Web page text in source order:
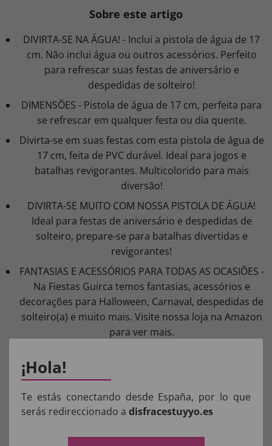
Sobre este artigo
DIVIRTA-SE NA ÁGUA! - Inclui a pistola de água de 17
cm. Não inclui água ou outros acessórios. Perfeito
para refrescar suas festas de aniversário e
despedidas de solteiro!
DIMENSÕES - Pistola de água de 17 cm, perfeita para
se refrescar em qualquer festa ou dia quente.
Divirta-se em suas festas com esta pistola de água de
17 cm, feita de PVC durável. Ideal para jogos e
batalhas revigorantes. Multicolorido para mais
diversão!
DIVIRTA-SE MUITO COM NOSSA PISTOLA DE ÁGUA!
Ideal para festas de aniversário e despedidas de
solteiro, prepare-se para batalhas divertidas e
revigorantes!
FANTASIAS E ACESSÓRIOS PARA TODAS AS OCASIÕES -
Na Fiestas Guirca temos fantasias, acessórios e
decorações para Halloween, Carnaval, despedidas de
solteiro(a) e muito mais. Visite nossa loja na Amazon
para ver mais.
COMPOSIÇÃO DOS NOSSOS
PRODUTOS:
Materiais para fantasias, acessórios de roupas e perucas: 100%
¡Hola!
Te estás conectando desde España, por lo que
serás redireccionado a disfracestuyyo.es